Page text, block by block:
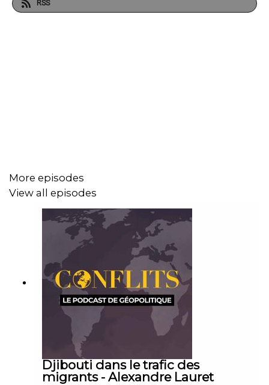
RSS
More episodes
View all episodes
Djibouti dans le trafic des
migrants - Alexandre Lauret